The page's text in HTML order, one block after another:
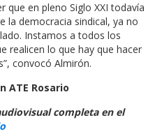
que en pleno Siglo XXI todavía
la democracia sindical, ya no
Instamos a todos los
realicen lo que hay que hacer
convocó Almirón.
ATE Rosario
completa en el